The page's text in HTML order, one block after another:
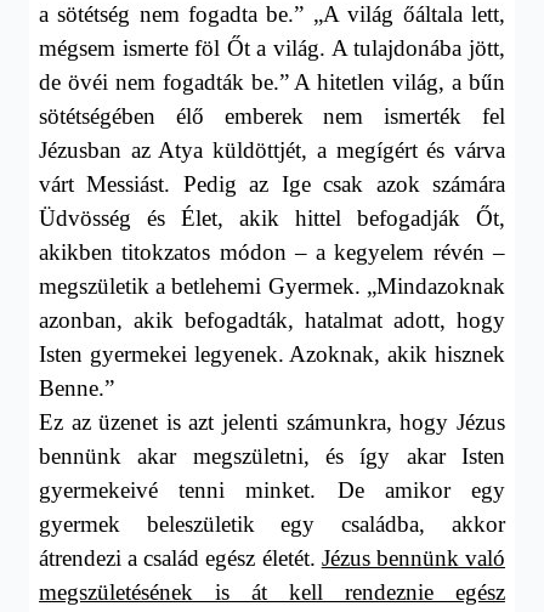
a sötétség nem fogadta be.” „A világ őáltala lett,
mégsem ismerte föl Őt a világ. A tulajdonába jött,
de övéi nem fogadták be.” A hitetlen világ, a bűn
sötétségében élő emberek nem ismerték fel
Jézusban az Atya küldöttjét, a megígért és várva
várt Messiást. Pedig az Ige csak azok számára
Üdvösség és Élet, akik hittel befogadják Őt,
akikben titokzatos módon – a kegyelem révén –
megszületik a betlehemi Gyermek. „Mindazoknak
azonban, akik befogadták, hatalmat adott, hogy
Isten gyermekei legyenek. Azoknak, akik hisznek
Benne.”
Ez az üzenet is azt jelenti számunkra, hogy Jézus
bennünk akar megszületni, és így akar Isten
gyermekeivé tenni minket. De amikor egy
gyermek beleszületik egy családba, akkor
átrendezi a család egész életét. Jézus bennünk való
megszületésének is át kell rendeznie egész